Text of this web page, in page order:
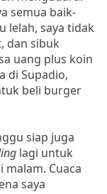
semua baik-
lelah, saya tidak
dan sibuk
uang plus koin
di Supadio,
beli burger
siap juga
lagi untuk
malam. Cuaca
saya